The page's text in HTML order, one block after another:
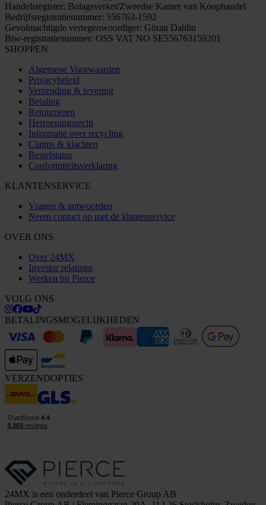
Handelsregister: Bolagsverket/Zweedse Kamer van Koophandel
Bedrijfsregistratienummer: 556763-1592
Gevolmachtigde vertegenwoordiger: Göran Dahlin
Btw-registratienummer: OSS VAT NO SE556763159201
SHOPPEN
Algemene Voorwaarden
Privacybeleid
Verzending & levering
Betaling
Retourneren
Herroepingsrecht
Informatie over recycling
Claims & klachten
Bestelstatus
Conformiteitsverklaring
KLANTENSERVICE
Vragen & antwoorden
Neem contact op met de klantenservice
OVER ONS
Over 24MX
Investor relations
Werken bij Pierce
VOLG ONS
BETALINGSMOGELIJKHEDEN
VERZENDOPTIES
24MX is een onderdeel van Pierce Group AB